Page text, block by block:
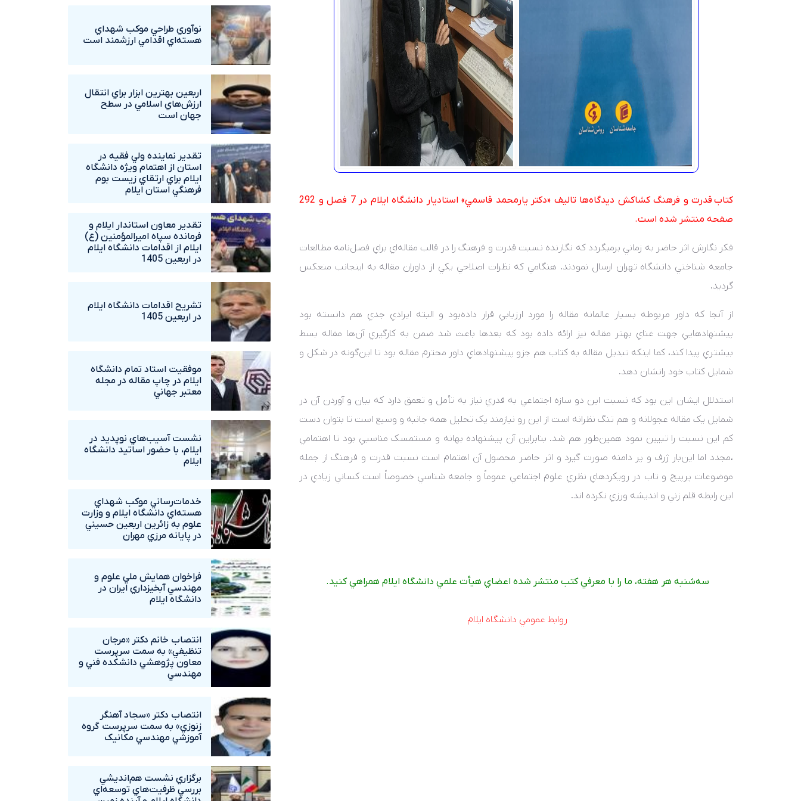
کتاب قدرت و فرهنگ کشاکش ديدگاه‌ها تاليف «دکتر يارمحمد قاسمي» استاديار دانشگاه ايلام در 7 فصل و 292
صفحه منتشر شده است.
فکر نگارش اثر حاضر به زماني بر‌ميگردد که نگارنده نسبت قدرت و فرهنگ را در قالب مقاله‌اي براي فصل‌نامه مطالعات
جامعه شناختي دانشگاه تهران ارسال نمودند. هنگامي که نظرات اصلاحي يکي از داوران مقاله به اينجانب منعکس
گرديد.
از آنجا که داور مربوطه بسيار عالمانه مقاله را مورد ارزيابي قرار داده‌بود و البته ايرادي جدي هم دانسته بود
پيشنهادهايي جهت غناي بهتر مقاله نيز ارائه داده بود که بعدها باعث شد ضمن به کارگيري آن‌ها مقاله بسط
بيشتري پيدا کند، کما اينکه تبديل مقاله به کتاب هم جزو پيشنهادهاي داور محترم مقاله بود تا اين‌گونه در شکل و
شمايل کتاب خود رانشان دهد.
استدلال ايشان اين بود که نسبت اين دو سازه اجتماعي به قدري نياز به تأمل و تعمق دارد که بيان و آوردن آن در
شمايل يک مقاله عجولانه و هم تنگ نظرانه است از اين رو نيازمند يک تحليل همه جانبه و وسيع است تا بتوان دست
کم اين نسبت را تبيين نمود همين‌طور هم شد. بنابراين آن پيشنهاده بهانه و مستمسک مناسبي بود تا اهتمامي
،مجدد اما اين‌بار ژرف و پر دامنه صورت گيرد و اثر حاضر محصول آن اهتمام است نسبت قدرت و فرهنگ از جمله
موضوعات پرپيچ و تاب در رويکردهاي نظري علوم اجتماعي عموماً و جامعه شناسي خصوصاً است کساني زيادي در
اين رابطه قلم زني و انديشه ورزي نکرده اند.
سه‌شنبه هر هفته، ما را با معرفي کتب منتشر شده اعضاي هيأت علمي دانشگاه ايلام همراهي کنيد.
روابط عمومي دانشگاه ايلام
نوآوري طراحي موکب شهداي
هسته‌اي اقدامي ارزشمند است
اربعين بهترين ابزار براي انتقال
ارزش‌هاي اسلامي در سطح
جهان است
تقدير نماينده ولي فقيه در
استان از اهتمام ويژه دانشگاه‌
ايلام براي ارتقاي زيست بوم
فرهنگي استان ايلام
تقدير معاون استاندار ايلام و
فرمانده سپاه اميرالمؤمنين (ع)
ايلام از اقدامات دانشگاه ايلام
در اربعين 1405
تشريح اقدامات دانشگاه ايلام
در اربعين 1405
موفقيت استاد تمام دانشگاه
ايلام در چاپ مقاله در مجله
معتبر جهاني
نشست آسيب‌هاي نوپديد در
ايلام، با حضور اساتيد دانشگاه
ايلام
خدمات‌رساني موکب شهداي
هسته‌اي دانشگاه ايلام و وزارت
علوم به زائرين اربعين حسيني
در پايانه مرزي مهران
فراخوان همايش ملي علوم و
مهندسي آبخيزداري ايران در
دانشگاه ايلام
انتصاب خانم دکتر «مرجان
تنظيفي» به سمت سرپرست
معاون پژوهشي دانشکده فني و
مهندسي
انتصاب دکتر «سجاد آهنگر
زنوزي» به سمت سرپرست گروه
آموزشي مهندسي مکانيک
برگزاري نشست هم‌انديشي
بررسي ظرفيت‌هاي توسعه‌اي